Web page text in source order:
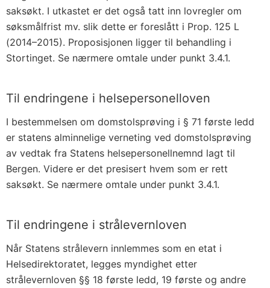
saksøkt. I utkastet er det også tatt inn lovregler om
søksmålfrist mv. slik dette er foreslått i Prop. 125 L
(2014–2015). Proposisjonen ligger til behandling i
Stortinget. Se nærmere omtale under punkt 3.4.1.
Til endringene i helsepersonelloven
I bestemmelsen om domstolsprøving i § 71 første ledd
er statens alminnelige verneting ved domstolsprøving
av vedtak fra Statens helsepersonellnemnd lagt til
Bergen. Videre er det presisert hvem som er rett
saksøkt. Se nærmere omtale under punkt 3.4.1.
Til endringene i strålevernloven
Når Statens strålevern innlemmes som en etat i
Helsedirektoratet, legges myndighet etter
strålevernloven §§ 18 første ledd, 19 første og andre